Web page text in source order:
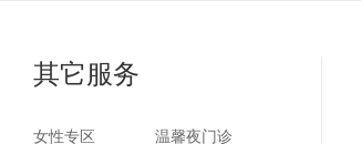
其它服务
女性专区 温馨夜门诊